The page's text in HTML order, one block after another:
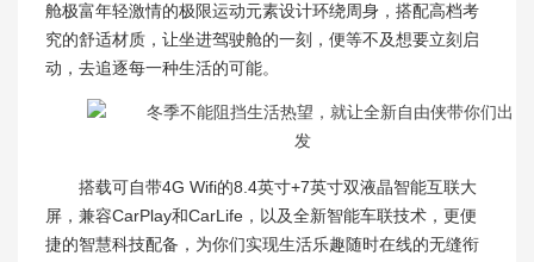
舱极富年轻激情的极限运动元素设计环绕周身，搭配高档考
究的舒适材质，让坐进驾驶舱的一刻，便等不及想要立刻启
动，去追逐每一种生活的可能。
搭载可自带4G Wifi的8.4英寸+7英寸双液晶智能互联大
屏，兼容CarPlay和CarLife，以及全新智能车联技术，更便
捷的智慧科技配备，为你们实现生活乐趣随时在线的无缝衔